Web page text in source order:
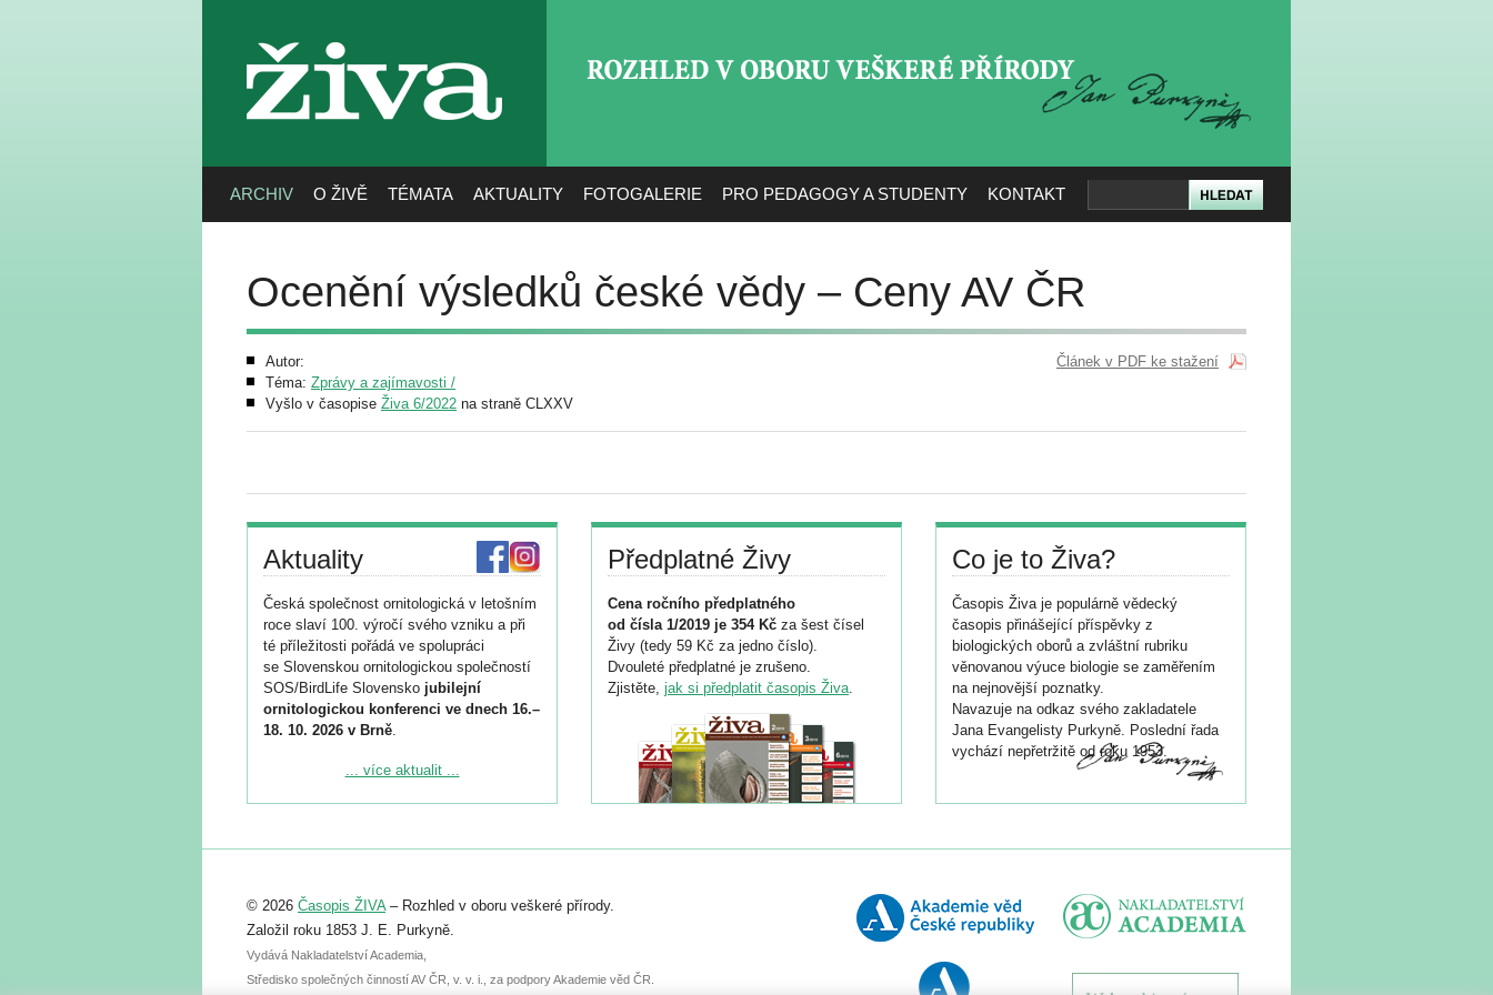
živa
ARCHIV O ŽIVĚ TÉMATA AKTUALITY FOTOGALERIE PRO PEDAGOGY A STUDENTY KONTAKT
Ocenění výsledků české vědy – Ceny AV ČR
Autor:
Téma: Zprávy a zajímavosti /
Vyšlo v časopise Živa 6/2022 na straně CLXXV
Článek v PDF ke stažení
Aktuality
Česká společnost ornitologická v letošním
roce slaví 100. výročí svého vzniku a při
té příležitosti pořádá ve spolupráci
se Slovenskou ornitologickou společností
SOS/BirdLife Slovensko jubilejní
ornitologickou konferenci ve dnech 16.–
18. 10. 2026 v Brně.
Podrobnější informace ke konferenci
Registrovat se můžete do 6. září.
abstraktu přihlášené přednášky nebo
posteru je už 30. června.
... více aktualit ...
Předplatné Živy
Cena ročního předplatného
od čísla 1/2019 je 354 Kč za šest čísel
Živy (tedy 59 Kč za jedno číslo).
Dvouleté předplatné je zrušeno.
Zjistěte, jak si předplatit časopis Živa.
Co je to Živa?
Časopis Živa je populárně vědecký
časopis přinášející příspěvky z
biologických oborů a zvláštní rubriku
věnovanou výuce biologie se zaměřením
na nejnovější poznatky.
Navazuje na odkaz svého zakladatele
Jana Evangelisty Purkyně. Poslední řada
vychází nepřetržitě od roku 1953.
© 2026 Časopis ŽIVA– Rozhled v oboru veškeré přírody.
Založil roku 1853 J. E. Purkyně.
Vydává Nakladatelství Academia,
Středisko společných činností AV ČR, v. v. i., za podpory Akademie věd ČR.